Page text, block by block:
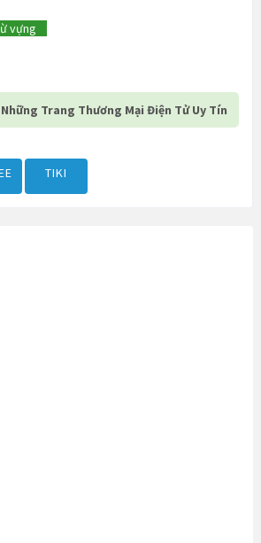
vựng
Những Trang Thương Mại Điện Tử Uy Tín
TIKI